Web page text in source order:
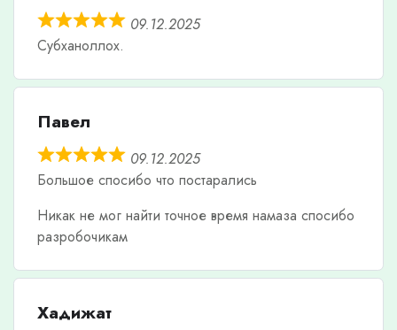
09.12.2025
Субханоллох.
Павел
09.12.2025
Большое спосибо что постарались
Никак не мог найти точное время намаза спосибо
разробочикам
Хадижат